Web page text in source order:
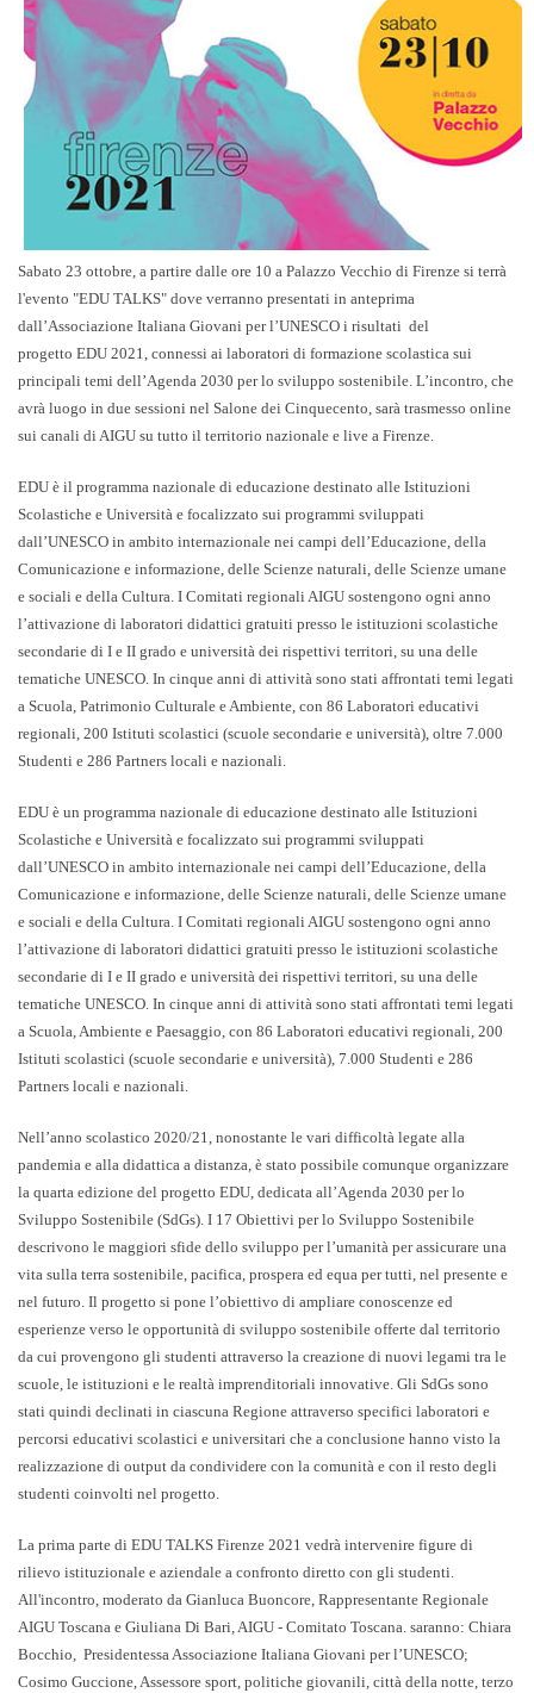
Sabato 23 ottobre, a partire dalle ore 10 a Palazzo Vecchio di Firenze si terrà
l'evento "EDU TALKS" dove verranno presentati in anteprima
dall’Associazione Italiana Giovani per l’UNESCO i risultati del
progetto EDU 2021, connessi ai laboratori di formazione scolastica sui
principali temi dell’Agenda 2030 per lo sviluppo sostenibile. L’incontro, che
avrà luogo in due sessioni nel Salone dei Cinquecento, sarà trasmesso online
sui canali di AIGU su tutto il territorio nazionale e live a Firenze.
EDU è il programma nazionale di educazione destinato alle Istituzioni
Scolastiche e Università e focalizzato sui programmi sviluppati
dall’UNESCO in ambito internazionale nei campi dell’Educazione, della
Comunicazione e informazione, delle Scienze naturali, delle Scienze umane
e sociali e della Cultura. I Comitati regionali AIGU sostengono ogni anno
l’attivazione di laboratori didattici gratuiti presso le istituzioni scolastiche
secondarie di I e II grado e università dei rispettivi territori, su una delle
tematiche UNESCO. In cinque anni di attività sono stati affrontati temi legati
a Scuola, Patrimonio Culturale e Ambiente, con 86 Laboratori educativi
regionali, 200 Istituti scolastici (scuole secondarie e università), oltre 7.000
Studenti e 286 Partners locali e nazionali.
EDU è un programma nazionale di educazione destinato alle Istituzioni
Scolastiche e Università e focalizzato sui programmi sviluppati
dall’UNESCO in ambito internazionale nei campi dell’Educazione, della
Comunicazione e informazione, delle Scienze naturali, delle Scienze umane
e sociali e della Cultura. I Comitati regionali AIGU sostengono ogni anno
l’attivazione di laboratori didattici gratuiti presso le istituzioni scolastiche
secondarie di I e II grado e università dei rispettivi territori, su una delle
tematiche UNESCO. In cinque anni di attività sono stati affrontati temi legati
a Scuola, Ambiente e Paesaggio, con 86 Laboratori educativi regionali, 200
Istituti scolastici (scuole secondarie e università), 7.000 Studenti e 286
Partners locali e nazionali.
Nell’anno scolastico 2020/21, nonostante le vari difficoltà legate alla
pandemia e alla didattica a distanza, è stato possibile comunque organizzare
la quarta edizione del progetto EDU, dedicata all’Agenda 2030 per lo
Sviluppo Sostenibile (SdGs). I 17 Obiettivi per lo Sviluppo Sostenibile
descrivono le maggiori sfide dello sviluppo per l’umanità per assicurare una
vita sulla terra sostenibile, pacifica, prospera ed equa per tutti, nel presente e
nel futuro. Il progetto si pone l’obiettivo di ampliare conoscenze ed
esperienze verso le opportunità di sviluppo sostenibile offerte dal territorio
da cui provengono gli studenti attraverso la creazione di nuovi legami tra le
scuole, le istituzioni e le realtà imprenditoriali innovative. Gli SdGs sono
stati quindi declinati in ciascuna Regione attraverso specifici laboratori e
percorsi educativi scolastici e universitari che a conclusione hanno visto la
realizzazione di output da condividere con la comunità e con il resto degli
studenti coinvolti nel progetto.
La prima parte di EDU TALKS Firenze 2021 vedrà intervenire figure di
rilievo istituzionale e aziendale a confronto diretto con gli studenti.
All'incontro, moderato da Gianluca Buoncore, Rappresentante Regionale
AIGU Toscana e Giuliana Di Bari, AIGU - Comitato Toscana. saranno: Chiara
Bocchio, Presidentessa Associazione Italiana Giovani per l’UNESCO;
Cosimo Guccione, Assessore sport, politiche giovanili, città della notte, terzo